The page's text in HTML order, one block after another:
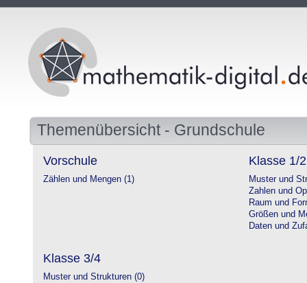
Themenübersicht - Grundschule
Vorschule
Zählen und Mengen (1)
Klasse 1/2
Muster und
Zahlen und
Raum und
Größen und
Daten und
Klasse 3/4
Muster und Strukturen (0)